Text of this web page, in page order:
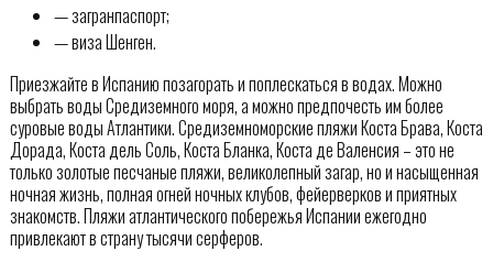
— загранпаспорт;
— виза Шенген.
Приезжайте в Испанию позагорать и поплескаться в водах. Можно
выбрать воды Средиземного моря, а можно предпочесть им более
суровые воды Атлантики. Средиземноморские пляжи Коста Брава, Коста
Дорада, Коста дель Соль, Коста Бланка, Коста де Валенсия – это не
только золотые песчаные пляжи, великолепный загар, но и насыщенная
ночная жизнь, полная огней ночных клубов, фейерверков и приятных
знакомств. Пляжи атлантического побережья Испании ежегодно
привлекают в страну тысячи серферов.